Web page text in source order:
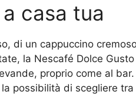
casa tua
di un cappuccino
la Nescafé Dolce
proprio come al
possibilità di scegliere